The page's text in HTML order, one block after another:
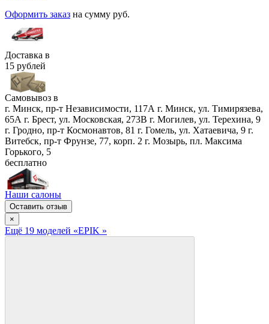
Оформить заказ на сумму руб.
Доставка в
15 рублей
Самовывоз в
г. Минск, пр-т Независимости, 117А г. Минск, ул. Тимирязева,
65А г. Брест, ул. Московская, 273В г. Могилев, ул. Терехина, 9
г. Гродно, пр-т Космонавтов, 81 г. Гомель, ул. Хатаевича, 9 г.
Витебск, пр-т Фрунзе, 77, корп. 2 г. Мозырь, пл. Максима
Горького, 5
бесплатно
Наши салоны
Оставить отзыв
×
Ещё 19 моделей «EPIK »